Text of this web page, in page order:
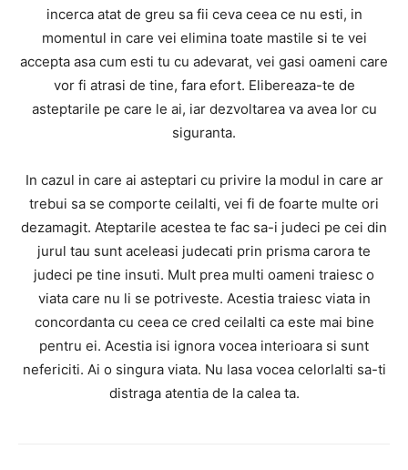
incerca atat de greu sa fii ceva ceea ce nu esti, in
momentul in care vei elimina toate mastile si te vei
accepta asa cum esti tu cu adevarat, vei gasi oameni care
vor fi atrasi de tine, fara efort. Elibereaza-te de
asteptarile pe care le ai, iar dezvoltarea va avea lor cu
siguranta.
In cazul in care ai asteptari cu privire la modul in care ar
trebui sa se comporte ceilalti, vei fi de foarte multe ori
dezamagit. Ateptarile acestea te fac sa-i judeci pe cei din
jurul tau sunt aceleasi judecati prin prisma carora te
judeci pe tine insuti. Mult prea multi oameni traiesc o
viata care nu li se potriveste. Acestia traiesc viata in
concordanta cu ceea ce cred ceilalti ca este mai bine
pentru ei. Acestia isi ignora vocea interioara si sunt
nefericiti. Ai o singura viata. Nu lasa vocea celorlalti sa-ti
distraga atentia de la calea ta.